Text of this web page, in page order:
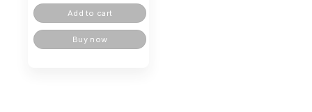
Add to cart
Buy now